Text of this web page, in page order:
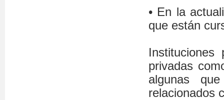
• En la
que están
privadas
algunas
relacionados